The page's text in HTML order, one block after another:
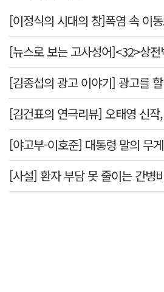
[야고부-이호준] 대통령 말의 무게